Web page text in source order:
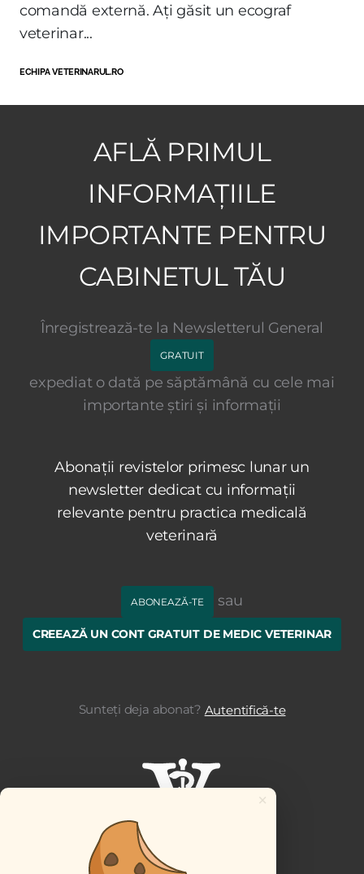
comandă externă. Ați găsit un ecograf
veterinar...
ECHIPA VETERINARUL.RO
AFLĂ PRIMUL
INFORMAȚIILE
IMPORTANTE PENTRU
CABINETUL TĂU
Înregistrează-te la Newsletterul General
GRATUIT
expediat o dată pe săptămână cu cele mai
importante știri și informații
Abonații revistelor primesc lunar un
newsletter dedicat cu informații
relevante pentru practica medicală
veterinară
ABONEAZĂ-TE sau
CREEAZĂ UN CONT GRATUIT DE MEDIC VETERINAR
Sunteți deja abonat? Autentifică-te
×